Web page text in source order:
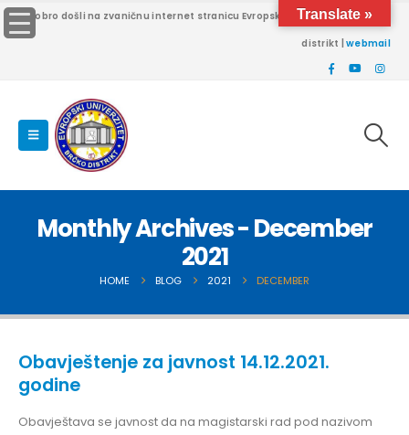
Dobro došli na zvaničnu internet stranicu Evropskog univerziteta Brčko
distrikt |webmail
Monthly Archives - December
2021
HOME BLOG 2021 DECEMBER
Obavještenje za javnost 14.12.2021.
godine
Obavještava se javnost da na magistarski rad pod nazivom
Translate »